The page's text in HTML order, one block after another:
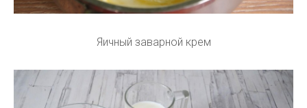
Яичный заварной крем